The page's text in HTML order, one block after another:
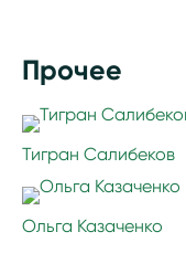
Прочее
Тигран Салибеков
Ольга Казаченко